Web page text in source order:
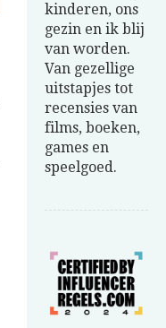
kinderen, ons
gezin en ik blij
van worden.
Van gezellige
uitstapjes tot
recensies van
films, boeken,
games en
speelgoed.